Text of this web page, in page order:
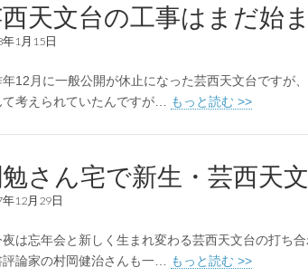
天文台の工事はまだ始
年1月15日
12月に一般公開が休止になった芸西天文台ですが
て考えられていたんですが… もっと読む >>
さん宅で新生・芸西天
年12月29日
は忘年会と新しく生まれ変わる芸西天文台の打ち
評論家の村岡健治さんも一… もっと読む >>